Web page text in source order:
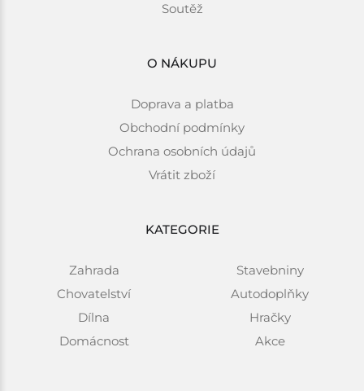
Soutěž
O NÁKUPU
Doprava a platba
Obchodní podmínky
Ochrana osobních údajů
Vrátit zboží
KATEGORIE
Zahrada
Chovatelství
Dílna
Domácnost
Stavebniny
Autodoplňky
Hračky
Akce